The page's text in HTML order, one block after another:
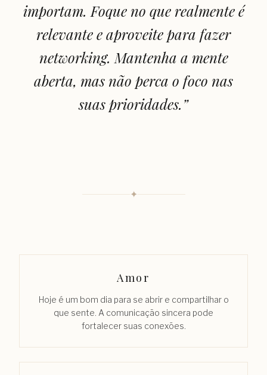
importam. Foque no que realmente é
relevante e aproveite para fazer
networking. Mantenha a mente
aberta, mas não perca o foco nas
suas prioridades.”
✦
Amor
Hoje é um bom dia para se abrir e compartilhar o
que sente. A comunicação sincera pode
fortalecer suas conexões.